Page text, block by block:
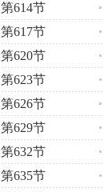
第614节
第617节
第620节
第623节
第626节
第629节
第632节
第635节